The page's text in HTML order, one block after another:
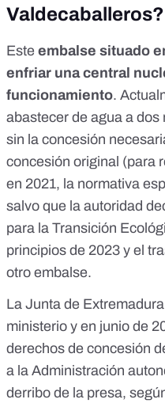
Valdecaballeros?
Este embalse situado
enfriar una central
funcionamiento.
abastecer de agua a
sin la concesión
concesión original (para
en 2021, la normativa
salvo que la autoridad
para la Transición
principios de 2023 y el
otro embalse.
La Junta de
ministerio y en junio de
derechos de concesión
a la Administración
derribo de la presa,